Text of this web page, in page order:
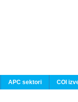
APC sektori COI